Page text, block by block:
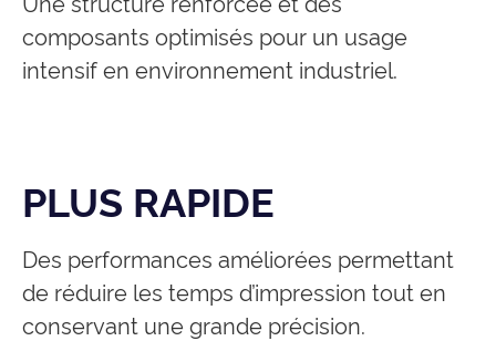
composants optimisés pour un usage
intensif en environnement industriel.
PLUS RAPIDE
Des performances améliorées permettant
de réduire les temps d’impression tout en
conservant une grande précision.